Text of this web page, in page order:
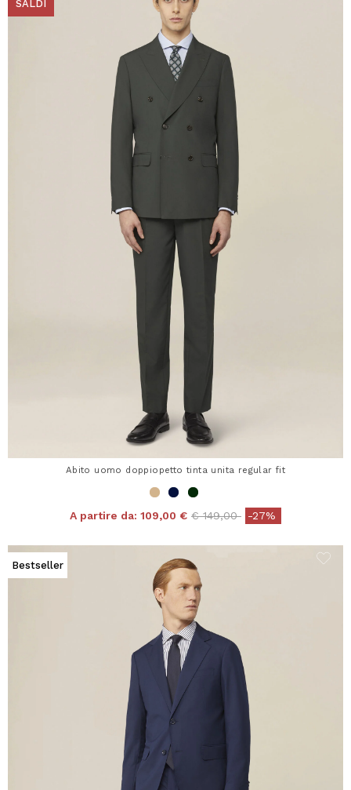
SALDI
Abito uomo doppiopetto tinta unita regular fit
A partire da: 109,00 € Price reduced from
€ 149,00to-27%
Bestseller